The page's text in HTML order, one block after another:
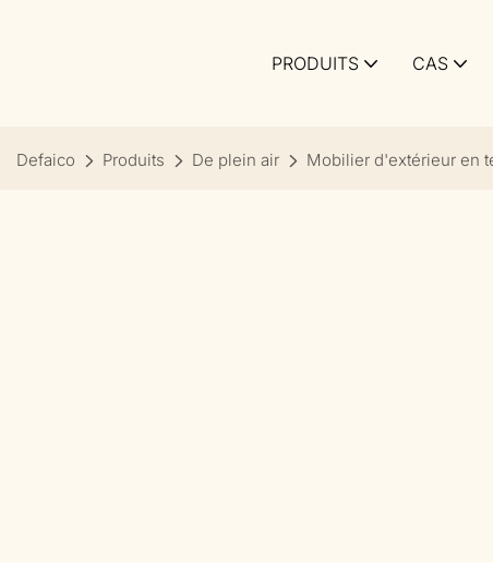
PRODUITS CAS
Defaico Produits De plein air Mobilier d'extérieur en